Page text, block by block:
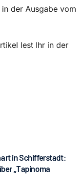
der Ausgabe vom
lest Ihr in der
in Schifferstadt:
„Tapinoma